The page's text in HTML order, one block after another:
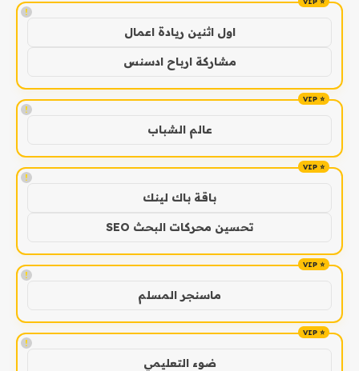
!
اول اثنين ريادة اعمال
مشاركة ارباح ادسنس
!
عالم الشباب
!
باقة باك لينك
تحسين محركات البحث SEO
!
ماسنجر المسلم
!
ضوء التعليمي